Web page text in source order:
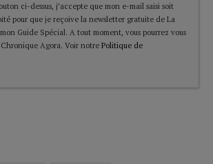
ci-dessus, j’accepte que mon e-mail saisi soit
pour que je reçoive la newsletter gratuite de La
Guide Spécial. A tout moment, vous pourrez vous
Agora. Voir notre Politique de